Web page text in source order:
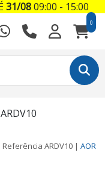
0
Referência ARDV10 | AOR
31/0809:00 - 15:00